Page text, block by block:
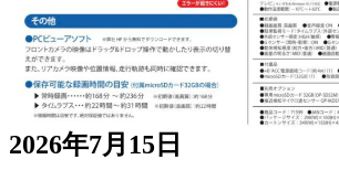
2026年7月15日